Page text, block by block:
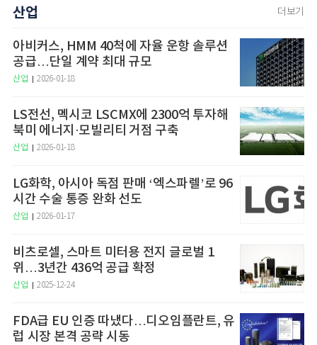
산업 더보기
아비커스, HMM 40척에 자율 운항 솔루션
공급…단일 계약 최대 규모
산업 2026-01-18
LS전선, 멕시코 LSCMX에 2300억 투자해
북미 에너지·모빌리티 거점 구축
산업 2026-01-18
LG화학, 아시아 독점 판매 ‘엑스파렐’로 96
시간 수술 통증 완화 선도
산업 2026-01-17
비츠로셀, 스마트 미터용 전지 글로벌 1
위…3년간 436억 공급 확정
산업 2025-12-24
FDA급 EU 인증 따냈다…디오임플란트, 유
럽 시장 본격 공략 시동